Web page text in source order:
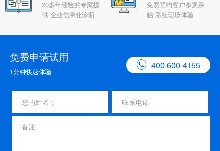
20多年经验的专家提
供 企业信息化诊断
免费预约客户参观亲
临 系统现场体验
免费申请试用
1分钟快速体验
 400-600-4155